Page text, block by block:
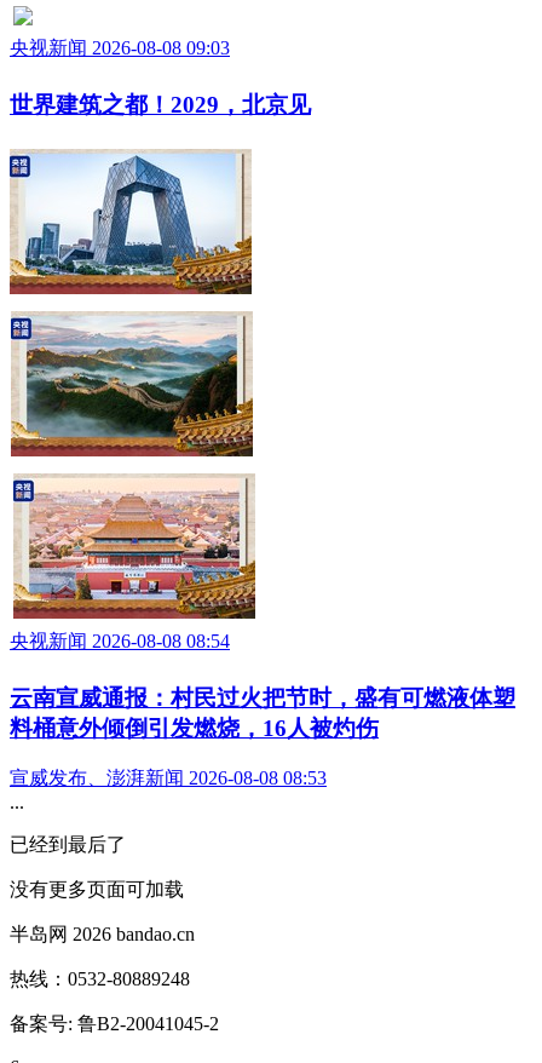
央视新闻 2026-08-08 09:03
世界建筑之都！2029，北京见
央视新闻 2026-08-08 08:54
云南宣威通报：村民过火把节时，盛有可燃液体塑
料桶意外倾倒引发燃烧，16人被灼伤
宣威发布、澎湃新闻 2026-08-08 08:53
...
已经到最后了
没有更多页面可加载
半岛网 2026 bandao.cn
热线：0532-80889248
备案号: 鲁B2-20041045-2